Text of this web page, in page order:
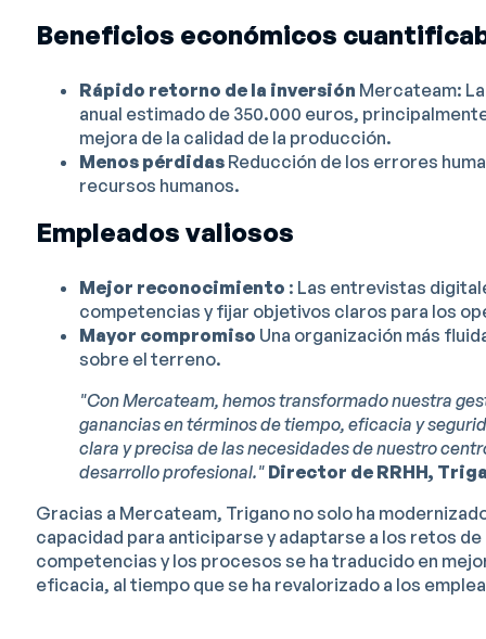
Beneficios económicos
Rápido retorno de la inversión Mercateam:
anual estimado de 350.000 euros,
mejora de la calidad de la producción.
Menos pérdidasReducción de los errores
recursos humanos.
Empleados valiosos
Mejor reconocimiento : Las entrevistas
competencias y fijar objetivos claros para los
Mayor compromiso Una organización más
sobre el terreno.
"Con Mercateam, hemos transformado nuestra
ganancias en términos de tiempo, eficacia y
clara y precisa de las necesidades de nuestro
desarrollo profesional."Director de RRHH,
Gracias a Mercateam, Trigano no solo ha
capacidad para anticiparse y adaptarse a los retos
competencias y los procesos se ha traducido en
eficacia, al tiempo que se ha revalorizado a los